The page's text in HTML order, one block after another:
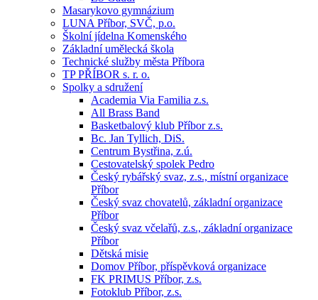
Masarykovo gymnázium
LUNA Příbor, SVČ, p.o.
Školní jídelna Komenského
Základní umělecká škola
Technické služby města Příbora
TP PŘÍBOR s. r. o.
Spolky a sdružení
Academia Via Familia z.s.
All Brass Band
Basketbalový klub Příbor z.s.
Bc. Jan Tyllich, DiS.
Centrum Bystřina, z.ú.
Cestovatelský spolek Pedro
Český rybářský svaz, z.s., místní organizace
Příbor
Český svaz chovatelů, základní organizace
Příbor
Český svaz včelařů, z.s., základní organizace
Příbor
Dětská misie
Domov Příbor, příspěvková organizace
FK PRIMUS Příbor, z.s.
Fotoklub Příbor, z.s.